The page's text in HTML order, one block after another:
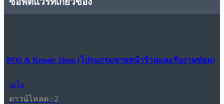
POS & Repair Shop (โปรแกรมขายหน้าร้านและรับงานซ่อม)
เดโม
ดาวน์โหลด : 2